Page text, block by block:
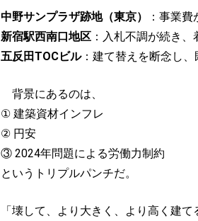
中野サンプラザ跡地（東京）
：事業
新宿駅西南口地区 ：入札不調が続き
五反田TOCビル：建て替えを断念し
背景にあるのは、
① 建築資材インフレ
② 円安
③ 2024年問題による労働力制約
というトリプルパンチだ。
「壊して、より大きく、より高く建